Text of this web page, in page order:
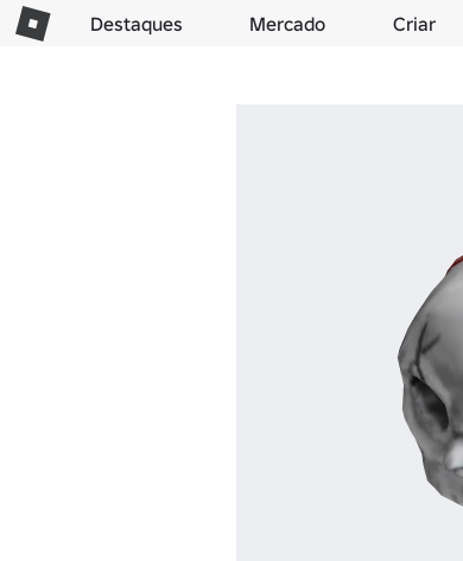
Destaques Mercado Criar